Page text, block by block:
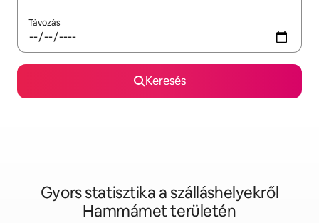
Távozás
Keresés
Gyors statisztika a szálláshelyekről
Hammámet területén